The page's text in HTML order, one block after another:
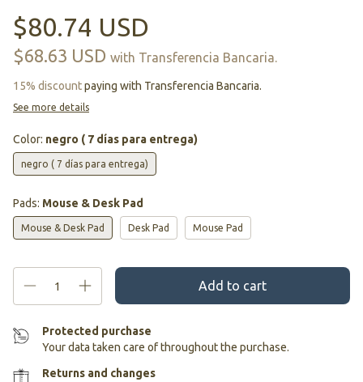
$80.74 USD
$68.63 USD with Transferencia Bancaria.
15% discountpaying with Transferencia Bancaria.
See more details
Color: negro ( 7 días para entrega)
negro ( 7 días para entrega)
Pads: Mouse & Desk Pad
Mouse & Desk Pad Desk Pad Mouse Pad
Protected purchase
Your data taken care of throughout the purchase.
Returns and changes